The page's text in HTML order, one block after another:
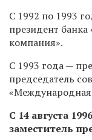
С 1992 по 1993
президент
компания».
С 1993 года —
председатель
С 14 августа
заместитель